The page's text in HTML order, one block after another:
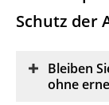
Schutz der
Bleiben
ohne